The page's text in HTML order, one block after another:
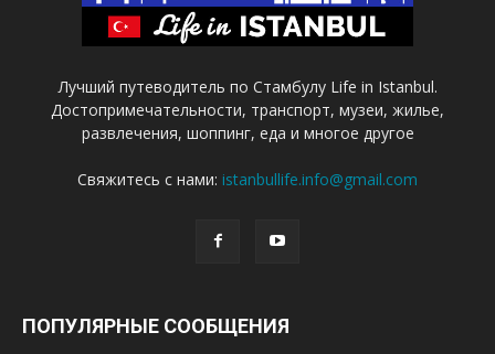
Лучший путеводитель по Стамбулу Life in Istanbul.
Достопримечательности, транспорт, музеи, жилье,
развлечения, шоппинг, еда и многое другое
Свяжитесь с нами: istanbullife.info@gmail.com
ПОПУЛЯРНЫЕ СООБЩЕНИЯ